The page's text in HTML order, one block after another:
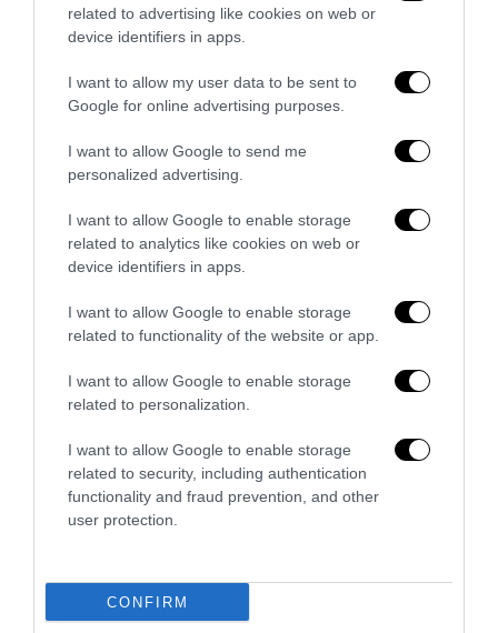
related to advertising like cookies on web or
device identifiers in apps.
I want to allow my user data to be sent to
Google for online advertising purposes.
I want to allow Google to send me
personalized advertising.
I want to allow Google to enable storage
related to analytics like cookies on web or
device identifiers in apps.
I want to allow Google to enable storage
related to functionality of the website or app.
I want to allow Google to enable storage
related to personalization.
I want to allow Google to enable storage
related to security, including authentication
functionality and fraud prevention, and other
user protection.
CONFIRM
Bonaccini e il mito delle barricate di Parma: quando
l’antifascismo copia il fascismo
6 Agosto 2026
Remigrazione, il Copasir riconosce all’antifascismo il
veto del disordine
6 Agosto 2026